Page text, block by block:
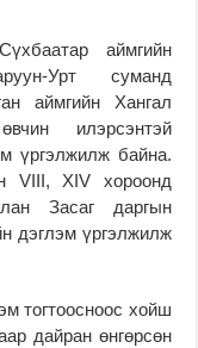
аймгийн
Урт суманд
аймгийн Хангал
илэрсэнтэй
үргэлжилж байна.
VIII, XIV хороонд
Засаг даргын
дэглэм үргэлжилж
тогтоосноос хойш
дайран өнгөрсөн